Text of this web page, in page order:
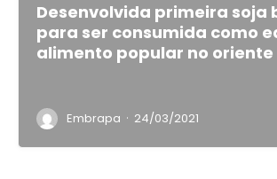
Desenvolvida primeira soja
para ser consumida como
alimento popular no oriente
Embrapa · 24/03/2021